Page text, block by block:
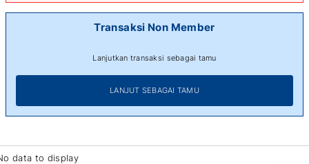
Transaksi Non Member
Lanjutkan transaksi sebagai tamu
LANJUT SEBAGAI TAMU
data to display